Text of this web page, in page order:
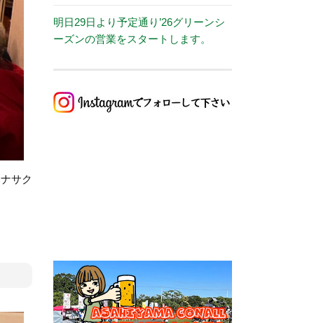
サク
明日29日より予定通り’26グリーンシ
ーズンの営業をスタートします。